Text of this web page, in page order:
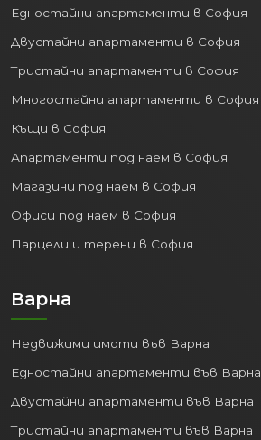
Едностайни апартаменти в София
Двустайни апартаменти в София
Тристайни апартаменти в София
Многостайни апартаменти в София
Къщи в София
Апартаменти под наем в София
Магазини под наем в София
Офиси под наем в София
Парцели и терени в София
Варна
Недвижими имоти във Варна
Едностайни апартаменти във Варна
Двустайни апартаменти във Варна
Тристайни апартаменти във Варна